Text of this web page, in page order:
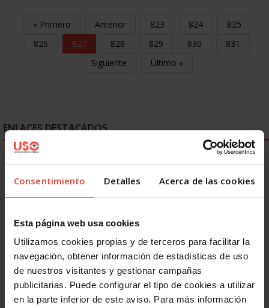
Consentimiento Detalles Acerca de las cookies
Esta página web usa cookies
Utilizamos cookies propias y de terceros para facilitar la
navegación, obtener información de estadísticas de uso
de nuestros visitantes y gestionar campañas
publicitarias. Puede configurar el tipo de cookies a utilizar
en la parte inferior de este aviso. Para más información
« Primero Anterior 823 824
825
826
827 828 829 830
831
Siguiente
Último »
ENLACES DESTACADOS